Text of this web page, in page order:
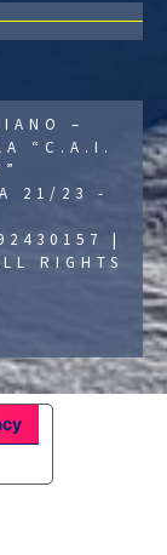
–
“C.A.I.
21/23 -
|
RIGHTS